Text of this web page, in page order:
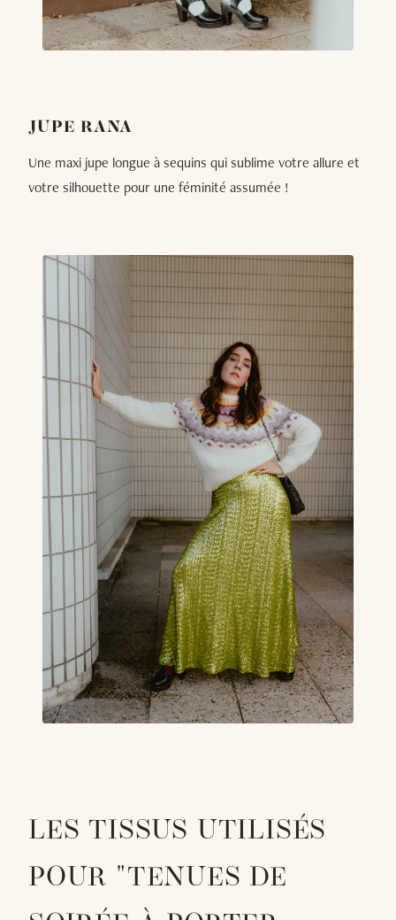
JUPE RANA
Une maxi jupe longue à sequins qui sublime votre allure et
votre silhouette pour une féminité assumée !
LES TISSUS UTILISÉS
POUR "TENUES DE